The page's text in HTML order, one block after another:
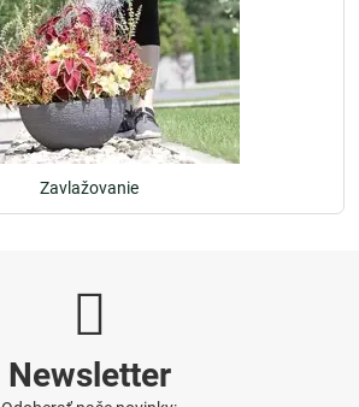
Zavlažovanie
Newsletter